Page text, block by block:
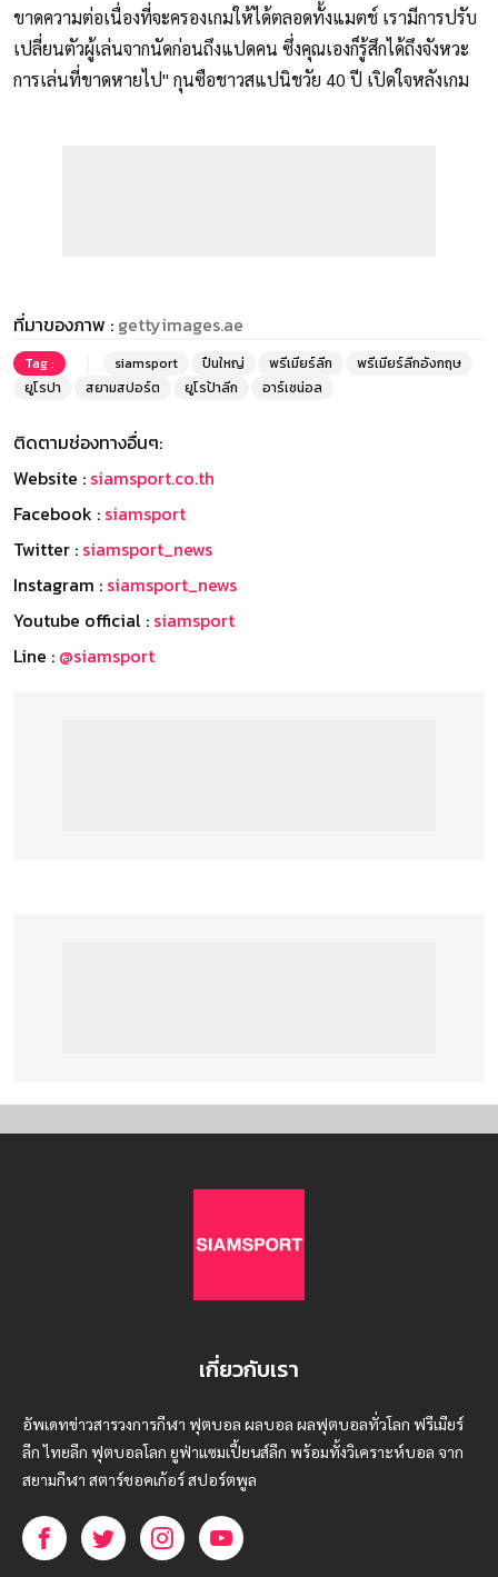
ขาดความต่อเนื่องที่จะครองเกมให้ได้ตลอดทั้งแมตช์ เรามีการปรับ
เปลี่ยนตัวผู้เล่นจากนัดก่อนถึงแปดคน ซึ่งคุณเองก็รู้สึกได้ถึงจังหวะ
การเล่นที่ขาดหายไป" กุนซือชาวสแปนิชวัย 40 ปี เปิดใจหลังเกม
ที่มาของภาพ : gettyimages.ae
Tag : siamsport ปืนใหญ่ พรีเมียร์ลีก
พรีเมียร์ลีกอังกฤษ
ยูโรปา
สยามสปอร์ต ยูโรป้าลีก อาร์เซน่อล
ติดตามช่องทางอื่นๆ:
Website : siamsport.co.th
Facebook : siamsport
Twitter : siamsport_news
Instagram : siamsport_news
Youtube official : siamsport
Line : @siamsport
เกี่ยวกับเรา
อัพเดทข่าวสารวงการกีฬา ฟุตบอล ผลบอล ผลฟุตบอลทั่วโลก ฟรีเมียร์
ลีก ไทยลีก ฟุตบอลโลก ยูฟ่าแซมเปี้ยนส์ลีก พร้อมทั้งวิเคราะห์บอล จาก
สยามกีฬา สตาร์ชอคเก้อร์ สปอร์ตพูล